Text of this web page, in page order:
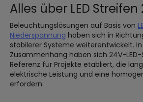
Alles über LED Streifen
Beleuchtungslösungen auf Basis von
Niederspannung haben sich in
stabilerer Systeme weiterentwickelt.
Zusammenhang haben sich 24V-
Referenz für Projekte etabliert, die
elektrische Leistung und eine
erfordern.